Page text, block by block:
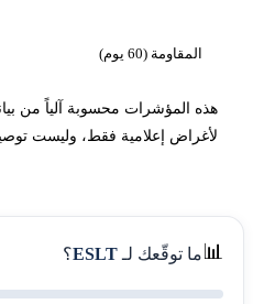
المقاومة (60 يوم)
هذه المؤشرات محسوبة آلياً من
لأغراض إعلامية فقط، وليست توصية
📊ما توقّعك لـESLT؟